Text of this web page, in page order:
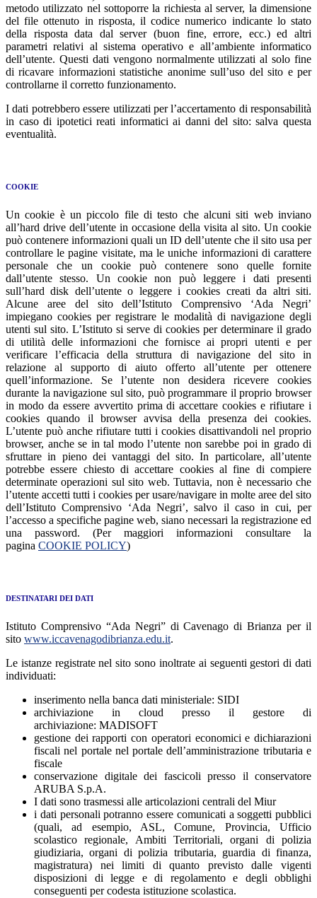
metodo utilizzato nel sottoporre la richiesta al server, la dimensione
del file ottenuto in risposta, il codice numerico indicante lo stato
della risposta data dal server (buon fine, errore, ecc.) ed altri
parametri relativi al sistema operativo e all’ambiente informatico
dell’utente. Questi dati vengono normalmente utilizzati al solo fine
di ricavare informazioni statistiche anonime sull’uso del sito e per
controllarne il corretto funzionamento.
I dati potrebbero essere utilizzati per l’accertamento di responsabilità
in caso di ipotetici reati informatici ai danni del sito: salva questa
eventualità.
COOKIE
Un cookie è un piccolo file di testo che alcuni siti web inviano
all’hard drive dell’utente in occasione della visita al sito. Un cookie
può contenere informazioni quali un ID dell’utente che il sito usa per
controllare le pagine visitate, ma le uniche informazioni di carattere
personale che un cookie può contenere sono quelle fornite
dall’utente stesso. Un cookie non può leggere i dati presenti
sull’hard disk dell’utente o leggere i cookies creati da altri siti.
Alcune aree del sito dell’Istituto Comprensivo ‘Ada Negri’
impiegano cookies per registrare le modalità di navigazione degli
utenti sul sito. L’Istituto si serve di cookies per determinare il grado
di utilità delle informazioni che fornisce ai propri utenti e per
verificare l’efficacia della struttura di navigazione del sito in
relazione al supporto di aiuto offerto all’utente per ottenere
quell’informazione. Se l’utente non desidera ricevere cookies
durante la navigazione sul sito, può programmare il proprio browser
in modo da essere avvertito prima di accettare cookies e rifiutare i
cookies quando il browser avvisa della presenza dei cookies.
L’utente può anche rifiutare tutti i cookies disattivandoli nel proprio
browser, anche se in tal modo l’utente non sarebbe poi in grado di
sfruttare in pieno dei vantaggi del sito. In particolare, all’utente
potrebbe essere chiesto di accettare cookies al fine di compiere
determinate operazioni sul sito web. Tuttavia, non è necessario che
l’utente accetti tutti i cookies per usare/navigare in molte aree del sito
dell’Istituto Comprensivo ‘Ada Negri’, salvo il caso in cui, per
l’accesso a specifiche pagine web, siano necessari la registrazione ed
una password. (Per maggiori informazioni consultare la
pagina COOKIE POLICY)
DESTINATARI DEI DATI
Istituto Comprensivo “Ada Negri” di Cavenago di Brianza per il
sito www.iccavenagodibrianza.edu.it.
Le istanze registrate nel sito sono inoltrate ai seguenti gestori di dati
individuati:
inserimento nella banca dati ministeriale: SIDI
archiviazione in cloud presso il gestore di
archiviazione: MADISOFT
gestione dei rapporti con operatori economici e dichiarazioni
fiscali nel portale nel portale dell’amministrazione tributaria e
fiscale
conservazione digitale dei fascicoli presso il conservatore
ARUBA S.p.A.
I dati sono trasmessi alle articolazioni centrali del Miur
i dati personali potranno essere comunicati a soggetti pubblici
(quali, ad esempio, ASL, Comune, Provincia, Ufficio
scolastico regionale, Ambiti Territoriali, organi di polizia
giudiziaria, organi di polizia tributaria, guardia di finanza,
magistratura) nei limiti di quanto previsto dalle vigenti
disposizioni di legge e di regolamento e degli obblighi
conseguenti per codesta istituzione scolastica.